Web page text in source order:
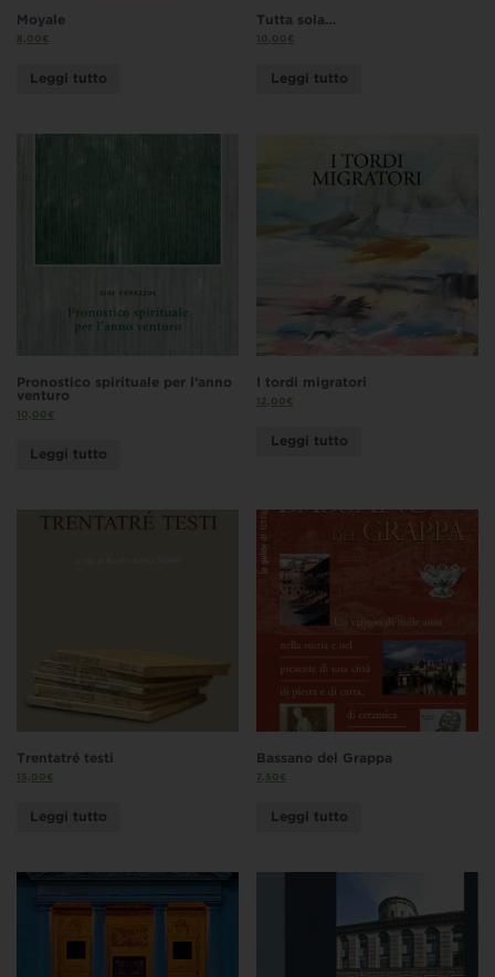
Moyale
8,00€
Leggi tutto
Tutta sola…
10,00€
Leggi tutto
Pronostico spirituale per l’anno
venturo
10,00€
Leggi tutto
I tordi migratori
12,00€
Leggi tutto
Trentatré testi
15,00€
Leggi tutto
Bassano del Grappa
7,50€
Leggi tutto